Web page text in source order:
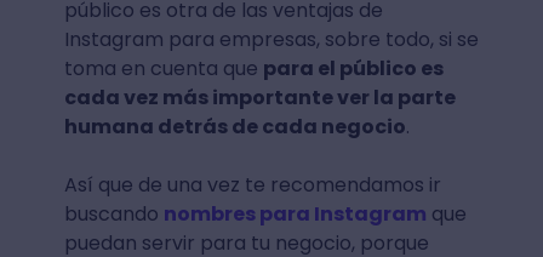
público es otra de las ventajas de
Instagram para empresas, sobre todo, si se
toma en cuenta que para el público es
cada vez más importante ver la parte
humana detrás de cada negocio.
Así que de una vez te recomendamos ir
buscando nombres para Instagram que
puedan servir para tu negocio, porque